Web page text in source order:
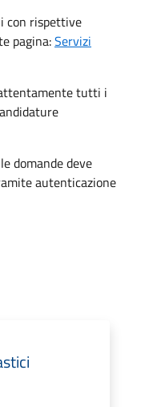
con rispettive
pagina:Servizi
tutti i
domande deve
autenticazione